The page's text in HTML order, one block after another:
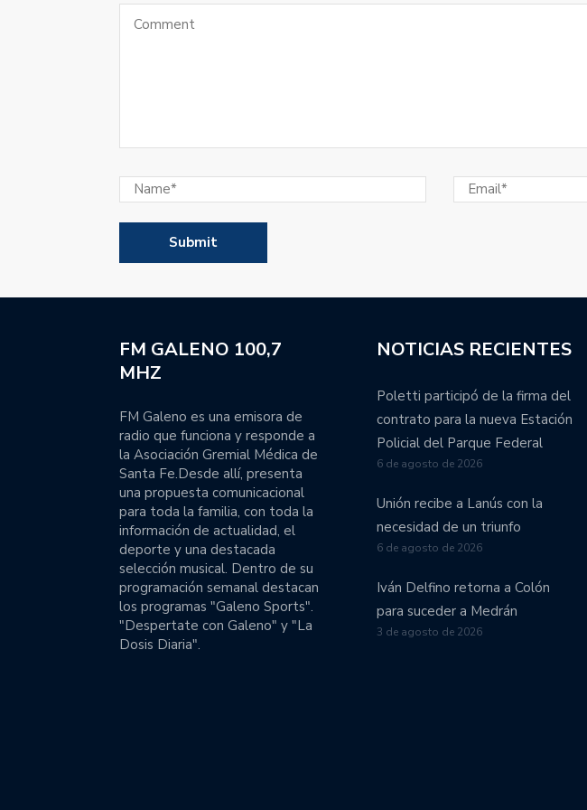
FM GALENO 100,7
MHZ
FM Galeno es una emisora de
radio que funciona y responde a
la Asociación Gremial Médica de
Santa Fe.Desde allí, presenta
una propuesta comunicacional
para toda la familia, con toda la
información de actualidad, el
deporte y una destacada
selección musical. Dentro de su
programación semanal destacan
los programas "Galeno Sports".
"Despertate con Galeno" y "La
Dosis Diaria".
NOTICIAS RECIENTES
Poletti participó de la firma del
contrato para la nueva Estación
Policial del Parque Federal
6 de agosto de 2026
Unión recibe a Lanús con la
necesidad de un triunfo
6 de agosto de 2026
Iván Delfino retorna a Colón
para suceder a Medrán
3 de agosto de 2026